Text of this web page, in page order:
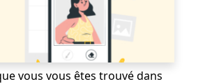
vous vous êtes trouvé dans